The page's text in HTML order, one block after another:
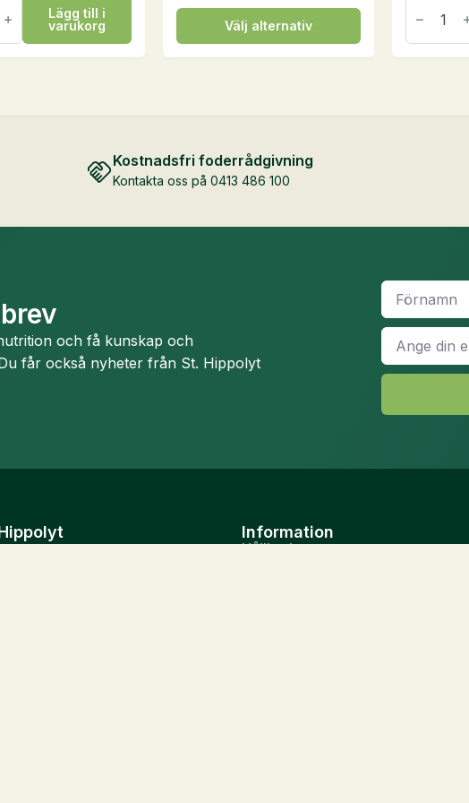
Lägg till i
varukorg
Välj alternativ
Den
här
produkten
De
olika
Mix
Nordic
Müsli,
20
Kostnadsfri foderrådgivning
Kontakta oss på 0413 486 100
och få kunskap och
får också nyheter från St. Hippolyt
Namn
E-
post
*
Information
Hållbarhet